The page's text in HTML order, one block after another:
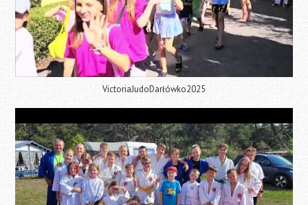
VictoriaJudoDarłówko2025